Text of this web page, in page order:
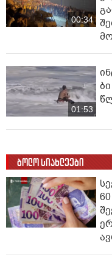
00:34
01:53
ბოლო სიახლეები